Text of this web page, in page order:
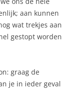
aan kunnen
wat trekjes aan
gestopt worden
graag de
je in ieder geval